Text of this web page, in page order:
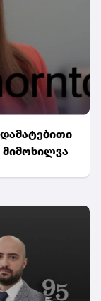
მიმოხილვა